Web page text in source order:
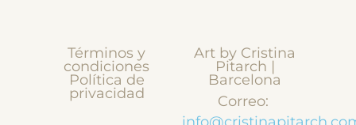
Términos y
condiciones
Política de
privacidad
Art by Cristina
Pitarch |
Barcelona
Correo: